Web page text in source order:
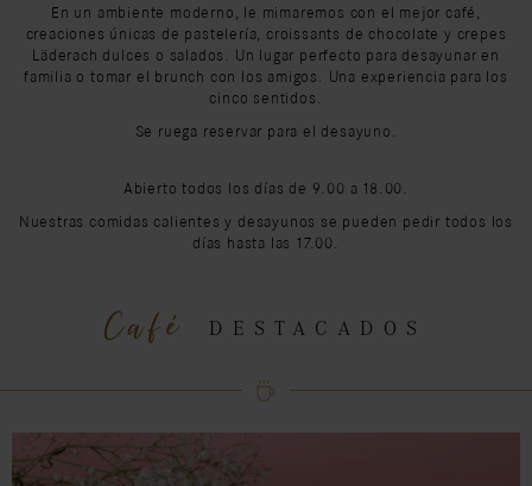
En un ambiente moderno, le mimaremos con el mejor café,
creaciones únicas de pastelería, croissants de chocolate y crepes
Läderach dulces o salados. Un lugar perfecto para desayunar en
familia o tomar el brunch con los amigos. Una experiencia para los
cinco sentidos.
Se ruega reservar para el desayuno.
Abierto todos los días de 9.00 a 18.00.
Nuestras comidas calientes y desayunos se pueden pedir todos los
días hasta las 17.00.
Café DESTACADOS